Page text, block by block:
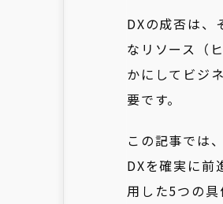
DXの成否は、
なリソース（
かにしてビジ
要です。
この記事では
DXを確実に
用した5つの